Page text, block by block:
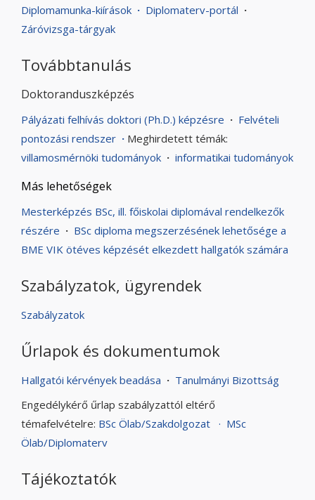
Diplomamunka-kiírások · Diplomaterv-portál ·
Záróvizsga-tárgyak
Továbbtanulás
Doktoranduszképzés
Pályázati felhívás doktori (Ph.D.) képzésre · Felvételi
pontozási rendszer · Meghirdetett témák:
villamosmérnöki tudományok · informatikai tudományok
Más lehetőségek
Mesterképzés BSc, ill. főiskolai diplomával rendelkezők
részére · BSc diploma megszerzésének lehetősége a
BME VIK ötéves képzését elkezdett hallgatók számára
Szabályzatok, ügyrendek
Szabályzatok
Űrlapok és dokumentumok
Hallgatói kérvények beadása · Tanulmányi Bizottság
Engedélykérő űrlap szabályzattól eltérő
témafelvételre: BSc Ölab/Szakdolgozat · MSc
Ölab/Diplomaterv
Tájékoztatók